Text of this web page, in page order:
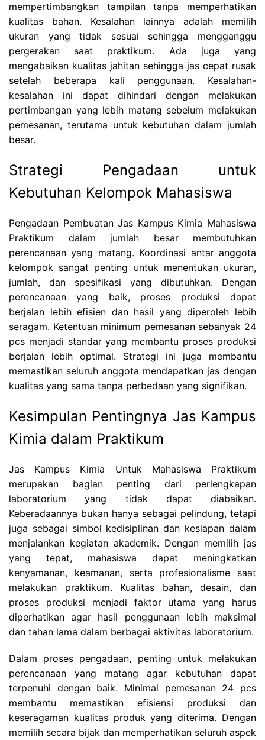
mempertimbangkan tampilan tanpa memperhatikan
kualitas bahan. Kesalahan lainnya adalah memilih
ukuran yang tidak sesuai sehingga mengganggu
pergerakan saat praktikum. Ada juga yang
mengabaikan kualitas jahitan sehingga jas cepat rusak
setelah beberapa kali penggunaan. Kesalahan-
kesalahan ini dapat dihindari dengan melakukan
pertimbangan yang lebih matang sebelum melakukan
pemesanan, terutama untuk kebutuhan dalam jumlah
besar.
Strategi Pengadaan untuk
Kebutuhan Kelompok Mahasiswa
Pengadaan Pembuatan Jas Kampus Kimia Mahasiswa
Praktikum dalam jumlah besar membutuhkan
perencanaan yang matang. Koordinasi antar anggota
kelompok sangat penting untuk menentukan ukuran,
jumlah, dan spesifikasi yang dibutuhkan. Dengan
perencanaan yang baik, proses produksi dapat
berjalan lebih efisien dan hasil yang diperoleh lebih
seragam. Ketentuan minimum pemesanan sebanyak 24
pcs menjadi standar yang membantu proses produksi
berjalan lebih optimal. Strategi ini juga membantu
memastikan seluruh anggota mendapatkan jas dengan
kualitas yang sama tanpa perbedaan yang signifikan.
Kesimpulan Pentingnya Jas Kampus
Kimia dalam Praktikum
Jas Kampus Kimia Untuk Mahasiswa Praktikum
merupakan bagian penting dari perlengkapan
laboratorium yang tidak dapat diabaikan.
Keberadaannya bukan hanya sebagai pelindung, tetapi
juga sebagai simbol kedisiplinan dan kesiapan dalam
menjalankan kegiatan akademik. Dengan memilih jas
yang tepat, mahasiswa dapat meningkatkan
kenyamanan, keamanan, serta profesionalisme saat
melakukan praktikum. Kualitas bahan, desain, dan
proses produksi menjadi faktor utama yang harus
diperhatikan agar hasil penggunaan lebih maksimal
dan tahan lama dalam berbagai aktivitas laboratorium.
Dalam proses pengadaan, penting untuk melakukan
perencanaan yang matang agar kebutuhan dapat
terpenuhi dengan baik. Minimal pemesanan 24 pcs
membantu memastikan efisiensi produksi dan
keseragaman kualitas produk yang diterima. Dengan
memilih secara bijak dan memperhatikan seluruh aspek